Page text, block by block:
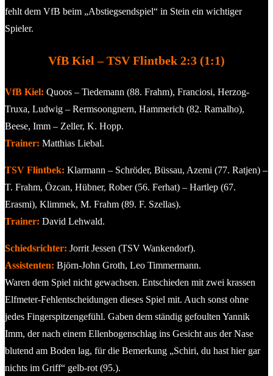
fehlt dem VfB beim „Abstiegsendspiel“ in Stein ein wichtiger
Spieler.
VfB Kiel – TSV Flintbek 2:3 (1:1)
VfB Kiel: Quoos – Tiedemann (88. Frahm), Franciosi, Herzog-
Truxa, Ludwig – Rermsoongnern, Hammerich (82. Ramalho),
Beese, Imm – Zeller, K. Hopp.
Trainer: Matthias Liebal.
TSV Flintbek: Klarmann – Schröder, Büssau, Azemi (77. Ratjen) –
T. Frahm, Özcan, Hübner, Rober (56. Ferhat) – Hartlep (67.
Erasmi), Klimmek, M. Frahm (89. F. Szellas).
Trainer: David Lehwald.
Schiedsrichter: Jorrit Jessen (TSV Wankendorf).
Assistenten: Björn-John Groth, Leo Timmermann.
Waren dem Spiel nicht gewachsen. Entschieden mit zwei krassen
Elfmeter-Fehlentscheidungen dieses Spiel mit. Auch sonst ohne
jedes Fingerspitzengefühl. Gaben dem ständig gefoulten Yannik
Imm, der nach einem Ellenbogenschlag ins Gesicht aus der Nase
blutend am Boden lag, für die Bemerkung „Schiri, du hast hier gar
nichts im Griff“ gelb-rot (95.).